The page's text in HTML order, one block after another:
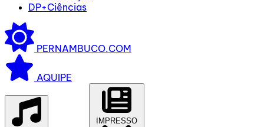
DP+Ciências
PERNAMBUCO.COM
AQUIPE
IMPRESSO